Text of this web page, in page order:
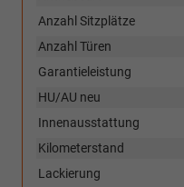
Anzahl Sitzplätze
Anzahl Türen
Garantieleistung
HU/AU neu
Innenausstattung
Kilometerstand
Lackierung